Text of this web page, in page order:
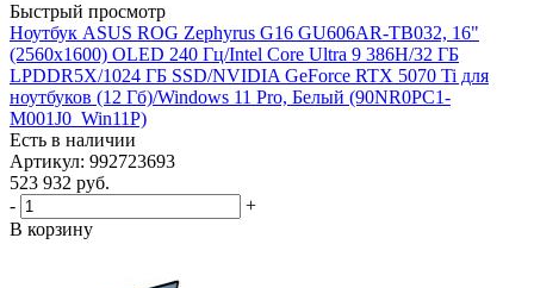
Быстрый просмотр
Ноутбук ASUS ROG Zephyrus G16 GU606AR-TB032, 16"
(2560x1600) OLED 240 Гц/Intel Core Ultra 9 386H/32 ГБ
LPDDR5X/1024 ГБ SSD/NVIDIA GeForce RTX 5070 Ti для
ноутбуков (12 Гб)/Windows 11 Pro, Белый (90NR0PC1-
M001J0_Win11P)
Есть в наличии
Артикул: 992723693
523 932 руб.
-
+
В корзину